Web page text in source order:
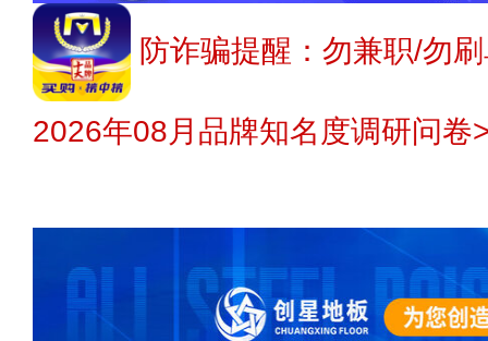
防诈骗提醒：勿兼职/勿
2026年08月品牌知名度调研问卷